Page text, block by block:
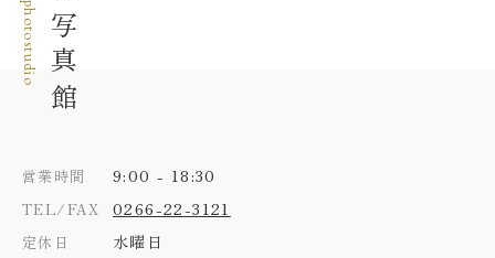
営業時間 9:00 - 18:30
TEL/FAX 0266-22-3121
定休日 水曜日